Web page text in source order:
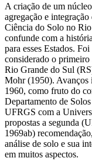
A criação de um
agregação e
Ciência do Solo no
confunde com a
para esses Estados.
considerado o primeiro
Rio Grande do Sul
Mohr (1950). Avanços
1960, como fruto do
Departamento de
UFRGS com a
propostas a segunda
1969ab)
análise de solo e sua
em muitos aspectos.